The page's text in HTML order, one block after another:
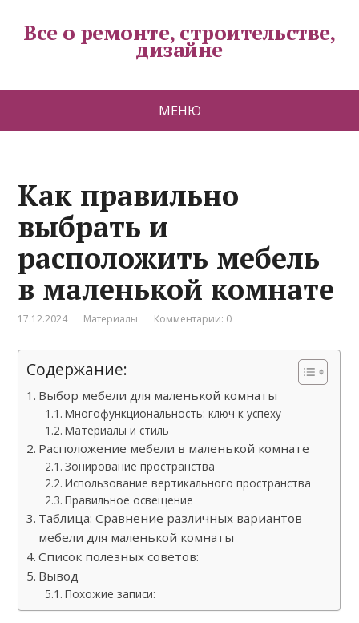
Все о ремонте, строительстве,
дизайне
МЕНЮ
Как правильно
выбрать и
расположить мебель
в маленькой комнате
17.12.2024 Материалы Комментарии: 0
Содержание:
Выбор мебели для маленькой комнаты
Многофункциональность: ключ к успеху
Материалы и стиль
Расположение мебели в маленькой комнате
Зонирование пространства
Использование вертикального пространства
Правильное освещение
Таблица: Сравнение различных вариантов
мебели для маленькой комнаты
Список полезных советов:
Вывод
Похожие записи: